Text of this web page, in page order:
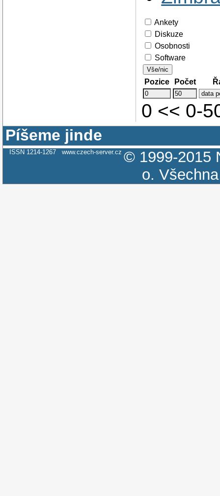
Ankety
Diskuze
Osobnosti
Software
Vše/nic
Pozice Počet
0 << 0-
Píšeme jinde
ISSN 1214-1267 www.czech-server.cz © 1999-2015
o.